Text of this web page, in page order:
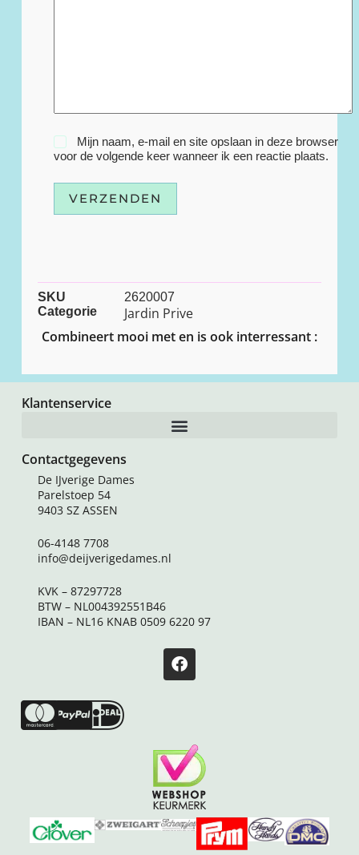
Mijn naam, e-mail en site opslaan in deze browser
voor de volgende keer wanneer ik een reactie plaats.
VERZENDEN
SKU
2620007
Categorie
Jardin Prive
Combineert mooi met en is ook interressant :
Klantenservice
Contactgegevens
De IJverige Dames
Parelstoep 54
9403 SZ ASSEN
06-4148 7708
info@deijverigedames.nl
KVK – 87297728
BTW – NL004392551B46
IBAN – NL16 KNAB 0509 6220 97